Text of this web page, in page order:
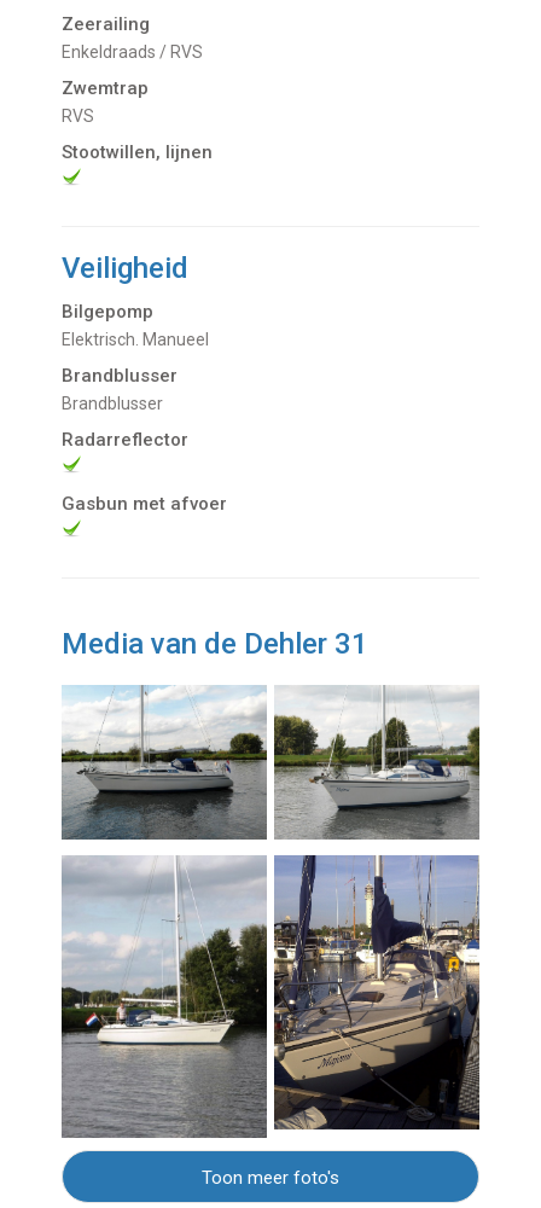
Zeerailing
Enkeldraads / RVS
Zwemtrap
RVS
Stootwillen, lijnen
Veiligheid
Bilgepomp
Elektrisch. Manueel
Brandblusser
Brandblusser
Radarreflector
Gasbun met afvoer
Media van de Dehler 31
Toon meer foto's